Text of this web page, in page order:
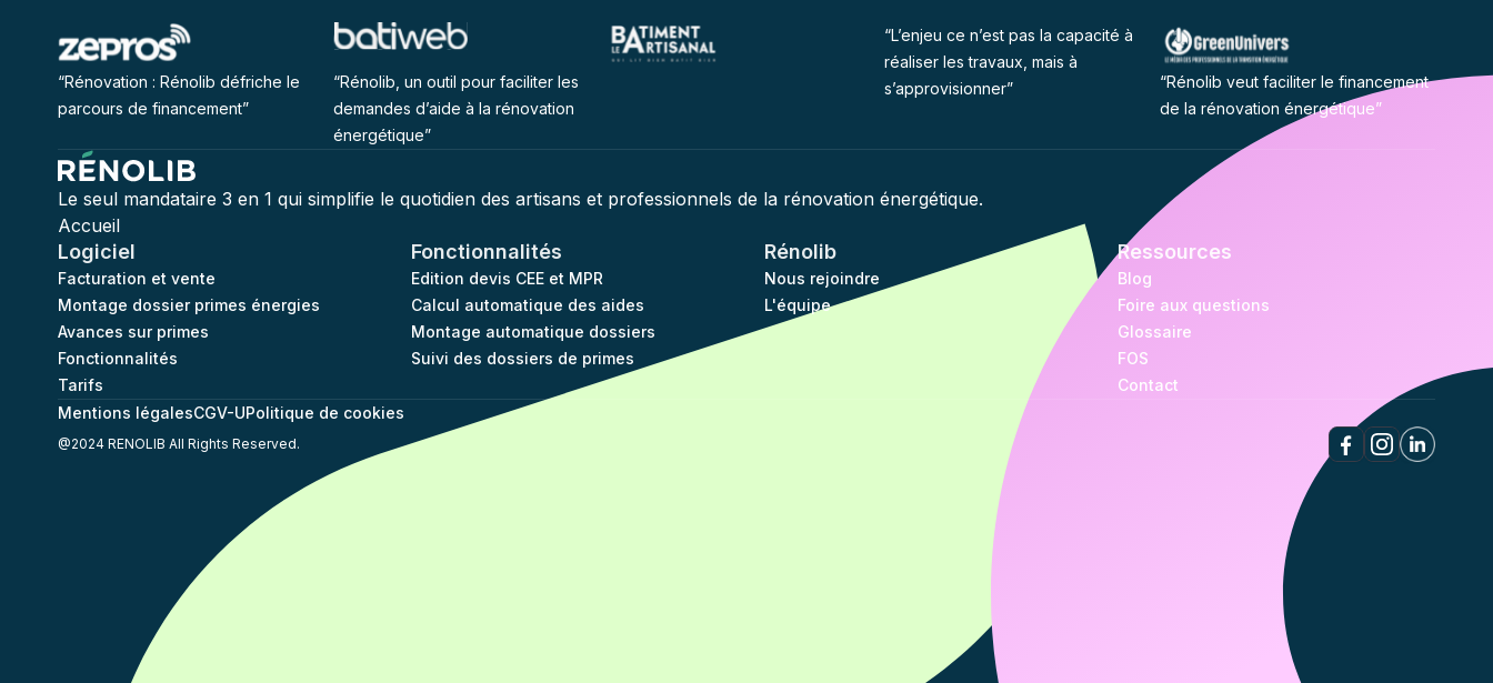
Axeptio consent
Plateforme de Gestion du Consentement : Personnalisez vos Options
“Rénovation : Rénolib défriche le
parcours de financement”
“Rénolib, un outil pour faciliter les
demandes d’aide à la rénovation
énergétique”
“L’enjeu ce n’est pas la capacité à
réaliser les travaux, mais à
s’approvisionner”
“Rénolib veut faciliter le financement
de la rénovation énergétique”
Le seul mandataire 3 en 1 qui simplifie le quotidien des artisans et professionnels de la rénovation énergétique.
Accueil
Logiciel
Facturation et vente
Montage dossier primes énergies
Avances sur primes
Fonctionnalités
Tarifs
Fonctionnalités
Edition devis CEE et MPR
Calcul automatique des aides
Montage automatique dossiers
Suivi des dossiers de primes
Rénolib
Nous rejoindre
L'équipe
Ressources
Blog
Foire aux questions
Glossaire
FOS
Contact
Mentions légalesCGV-UPolitique de cookies
@2024 RENOLIB All Rights Reserved.